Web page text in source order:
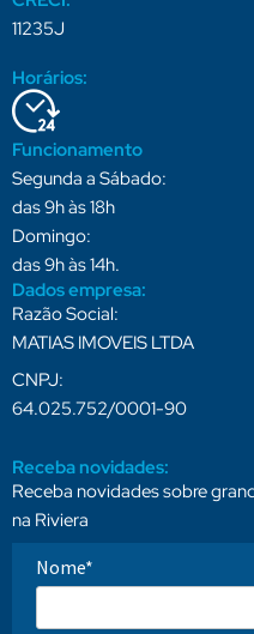
11235J
Horários:
Funcionamento
Segunda a Sábado:
das 9h às 18h
Domingo:
das 9h às 14h.
Dados empresa:
Razão Social:
MATIAS IMOVEIS LTDA
CNPJ:
64.025.752/0001-90
Receba novidades:
Receba novidades sobre
na Riviera
Nome*